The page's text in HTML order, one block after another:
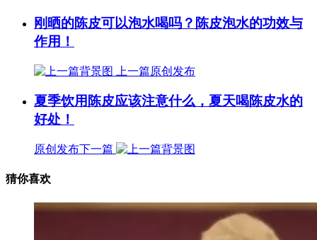
刚晒的陈皮可以泡水喝吗？陈皮泡水的功效与
作用！
上一篇原创发布
夏季饮用陈皮应该注意什么，夏天喝陈皮水的
好处！
原创发布下一篇
猜你喜欢